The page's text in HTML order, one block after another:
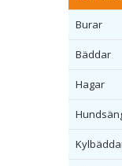
Burar
Bäddar
Hagar